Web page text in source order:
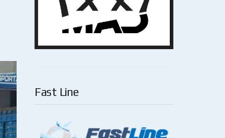
Fast Line